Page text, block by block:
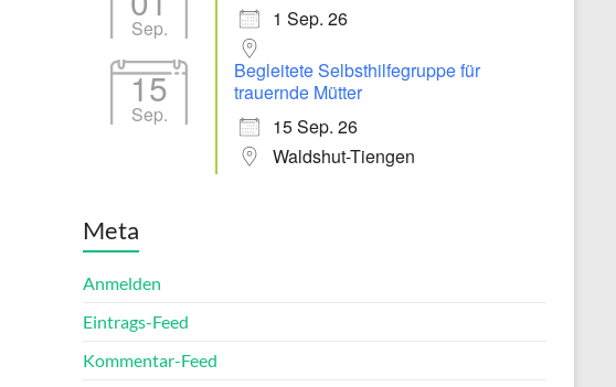
Office 365
Sep.
1 Sep. 26
15
Sep.
Begleitete Selbsthilfegruppe für
trauernde Mütter
15 Sep. 26
Waldshut-Tiengen
Meta
Anmelden
Eintrags-Feed
Kommentar-Feed